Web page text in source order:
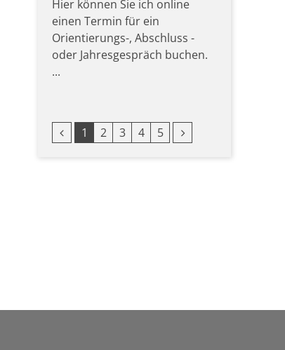
Hier können Sie ich online
einen Termin für ein
Orientierungs-, Abschluss -
oder Jahresgespräch buchen.
...
Vorherige Seite
1 2 3 4 5 Nächste Seite